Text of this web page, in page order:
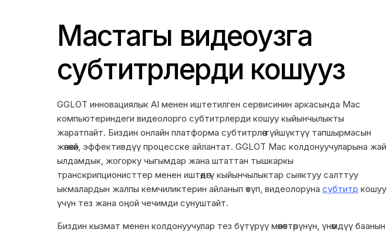
Macтагы видеоңузга
субтитрлерди кошуңуз
GGLOT инновациялык AI менен иштетилген сервисинин аркасында Mac
компьютериндеги видеолорго субтитрлерди кошуу кыйынчылыкты
жаратпайт. Биздин онлайн платформа субтитрлөө түйшүктүү тапшырмасын
жөнөкөй, эффективдүү процесске айлантат. GGLOT Mac колдонуучуларына жай
ылдамдык, жогорку чыгымдар жана штаттан тышкаркы
транскрипционисттер менен иштөөдөгү кыйынчылыктар сыяктуу салттуу
ыкмалардын жалпы кемчиликтерин айланып өтүп, видеолоруна субтитр кошуу
үчүн тез жана оңой чечимди сунуштайт.
Биздин кызмат менен колдонуучулар тез бүтүрүү мөөнөттөрүнүн, үнөмдүү баанын